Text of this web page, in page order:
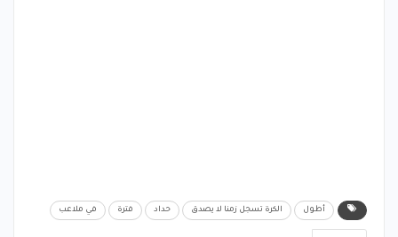
أطول الكرة تسجل زمنا لا يصدق حداد فترة في ملاعب